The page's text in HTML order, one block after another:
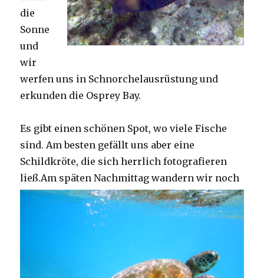
die
Sonne
und
wir
werfen uns in Schnorchelausrüstung und
erkunden die Osprey Bay.
Es gibt einen schönen Spot, wo viele Fische
sind. Am besten gefällt uns aber eine
Schildkröte, die sich herrlich fotografieren
ließ.Am späten Nachmittag wandern wir noch